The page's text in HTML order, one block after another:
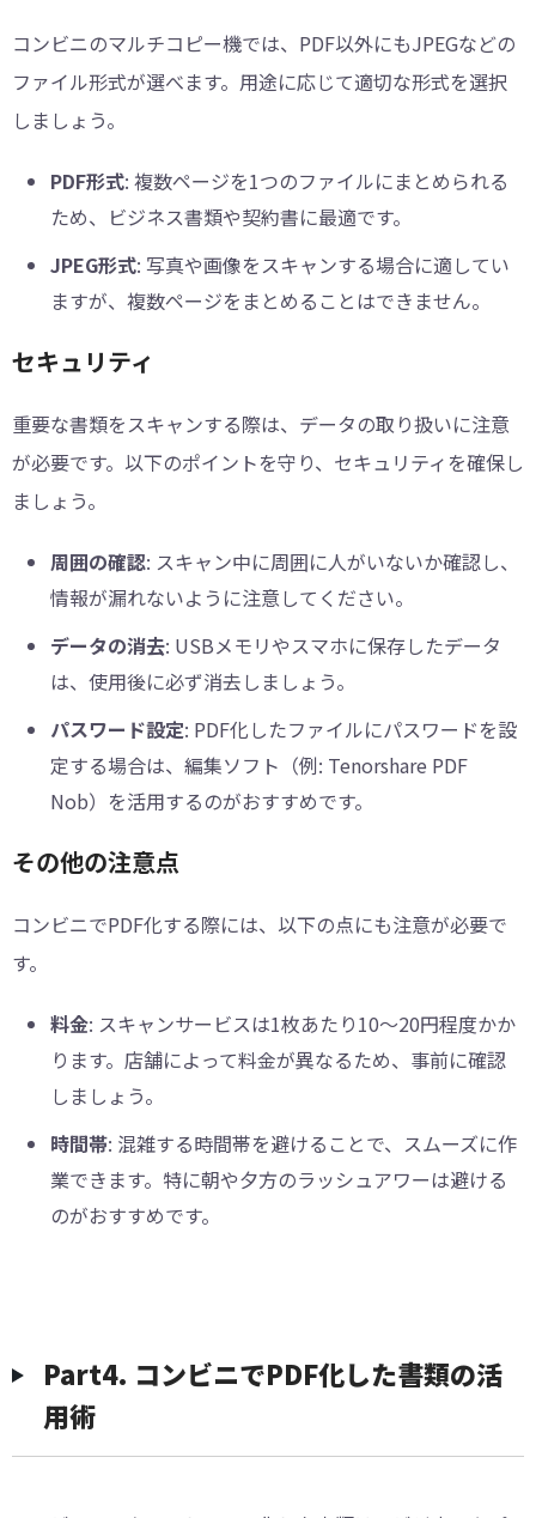
コンビニのマルチコピー機では、PDF以外にもJPEGなどの
ファイル形式が選べます。用途に応じて適切な形式を選択
しましょう。
PDF形式: 複数ページを1つのファイルにまとめられる
ため、ビジネス書類や契約書に最適です。
JPEG形式: 写真や画像をスキャンする場合に適してい
ますが、複数ページをまとめることはできません。
セキュリティ
重要な書類をスキャンする際は、データの取り扱いに注意
が必要です。以下のポイントを守り、セキュリティを確保し
ましょう。
周囲の確認: スキャン中に周囲に人がいないか確認し、
情報が漏れないように注意してください。
データの消去: USBメモリやスマホに保存したデータ
は、使用後に必ず消去しましょう。
パスワード設定: PDF化したファイルにパスワードを設
定する場合は、編集ソフト（例: Tenorshare PDF
Nob）を活用するのがおすすめです。
その他の注意点
コンビニでPDF化する際には、以下の点にも注意が必要で
す。
料金: スキャンサービスは1枚あたり10～20円程度かか
ります。店舗によって料金が異なるため、事前に確認
しましょう。
時間帯: 混雑する時間帯を避けることで、スムーズに作
業できます。特に朝や夕方のラッシュアワーは避ける
のがおすすめです。
︎Part4. コンビニでPDF化した書類の活
用術